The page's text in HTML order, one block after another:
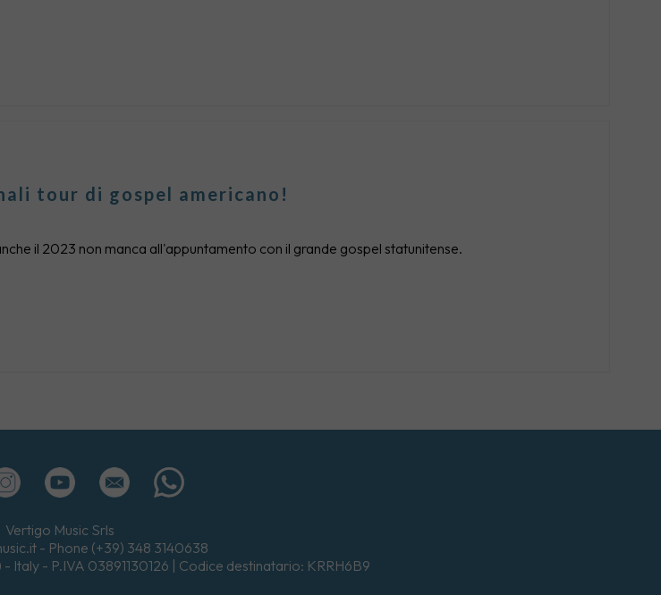
tour di gospel americano!
il 2023 non manca all'appuntamento con il grande gospel statunitense.
Vertigo Music Srls
- Phone (+39) 348 3140638
- Italy - P.IVA 03891130126 | Codice destinatario: KRRH6B9